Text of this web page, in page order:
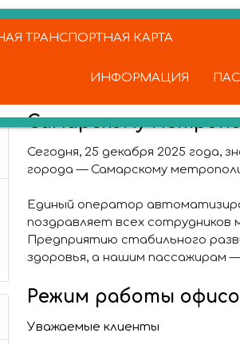
ТРАНСПОРТНАЯ КАРТА
ИНФОРМАЦИЯ
Самарскому
Сегодня, 25 декабря 2025 года,
города — Самарскому
Единый оператор
поздравляет всех сотрудников
Предприятию стабильного
здоровья, а нашим пассажирам
Режим работы
Уважаемые клиенты